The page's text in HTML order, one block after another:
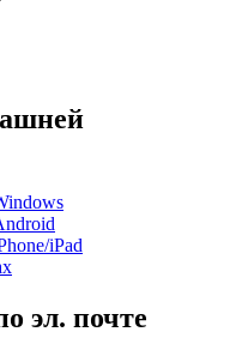
iPad
эл. почте